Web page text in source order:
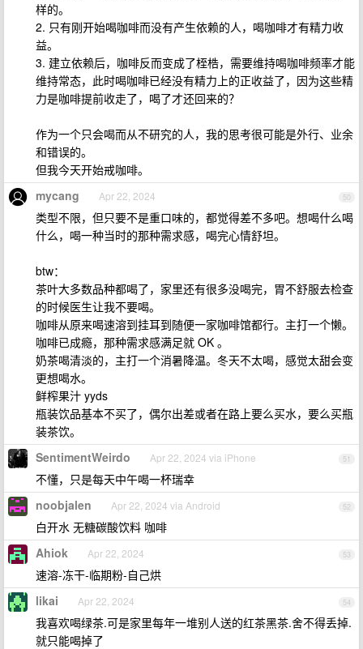
样的。
2. 只有刚开始喝咖啡而没有产生依赖的人，喝咖啡才有精力收
益。
3. 建立依赖后，咖啡反而变成了桎梏，需要维持喝咖啡频率才能
维持常态，此时喝咖啡已经没有精力上的正收益了，因为这些精
力是咖啡提前收走了，喝了才还回来的？
作为一个只会喝而从不研究的人，我的思考很可能是外行、业余
和错误的。
但我今天开始戒咖啡。
50
mycang Apr 22, 2024
类型不限，但只要不是重口味的，都觉得差不多吧。想喝什么喝
什么，喝一种当时的那种需求感，喝完心情舒坦。
btw：
茶叶大多数品种都喝了，家里还有很多没喝完，胃不舒服去检查
的时候医生让我不要喝。
咖啡从原来喝速溶到挂耳到随便一家咖啡馆都行。主打一个懒。
咖啡已成瘾，那种需求感满足就 OK 。
奶茶喝清淡的，主打一个消暑降温。冬天不太喝，感觉太甜会变
更想喝水。
鲜榨果汁 yyds
瓶装饮品基本不买了，偶尔出差或者在路上要么买水，要么买瓶
装茶饮。
51
SentimentWeirdo Apr 22, 2024 via iPhone
不懂，只是每天中午喝一杯瑞幸
52
noobjalen Apr 22, 2024 via Android
白开水 无糖碳酸饮料 咖啡
53
Ahiok Apr 22, 2024
速溶-冻干-临期粉-自己烘
54
likai Apr 22, 2024
我喜欢喝绿茶.可是家里每年一堆别人送的红茶黑茶.舍不得丢掉.
就只能喝掉了